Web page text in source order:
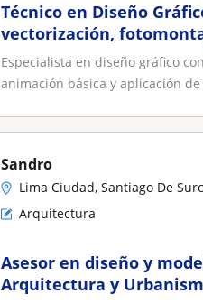
Técnico en Diseño
vectorización,
Especialista en diseño gráfico
animación básica y aplicación
Sandro
Lima Ciudad, Santiago De
Arquitectura
Asesor en diseño y
Arquitectura y